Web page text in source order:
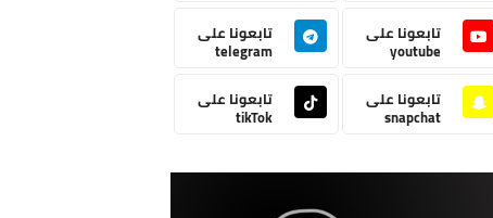
تابعونا على
youtube
تابعونا على
telegram
تابعونا على
snapchat
تابعونا على
tikTok